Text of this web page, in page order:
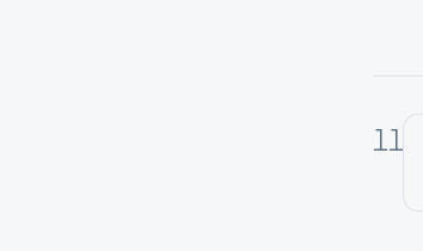
11